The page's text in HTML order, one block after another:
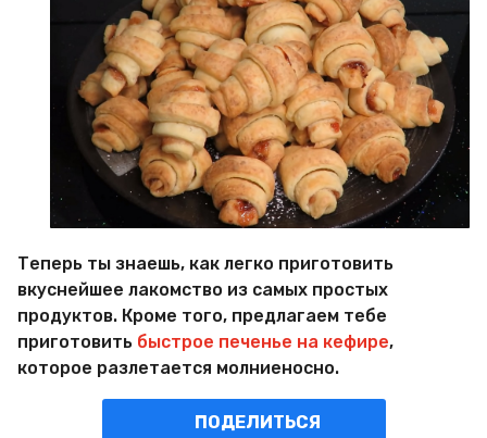
Теперь ты знаешь, как легко приготовить
вкуснейшее лакомство из самых простых
продуктов. Кроме того, предлагаем тебе
приготовить быстрое печенье на кефире,
которое разлетается молниеносно.
ПОДЕЛИТЬСЯ